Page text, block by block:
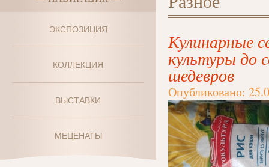
ЭКСПОЗИЦИЯ
КОЛЛЕКЦИЯ
ВЫСТАВКИ
МЕЦЕНАТЫ
Кулинарные
культуры до
шедевров
Опубликовано: